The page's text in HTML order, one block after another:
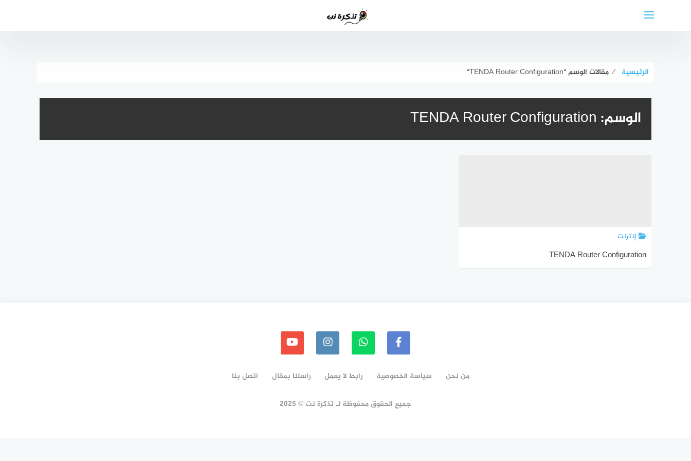
الرئيسية ⁄ مقالات الوسم "TENDA Router Configuration"
الوسم: TENDA Router Configuration
إنترنت
TENDA Router Configuration
من نحن سياسة الخصوصية رابط لا يعمل راسلنا بمقال اتصل بنا
جميع الحقوق محفوظة لـ تذكرة نت © 2025